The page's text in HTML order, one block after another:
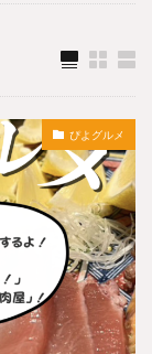
ぴよグルメ